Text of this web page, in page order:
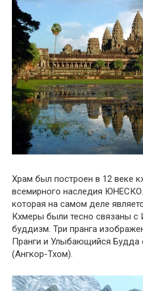
Храм был построен в 12 веке
всемирного наследия
которая на самом деле
Кхмеры были тесно связаны с
буддизм. Три пранга
Пранги и Улыбающийся Будда
(Ангкор-Тхом).